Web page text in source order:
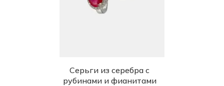
Серьги из серебра с
рубинами и фианитами